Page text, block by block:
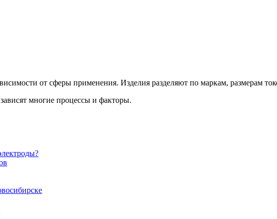
от сферы применения. Изделия разделяют по маркам, размерам
многие процессы и факторы.